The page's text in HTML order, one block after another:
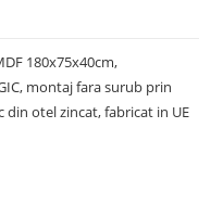
180x75x40cm,
montaj fara surub prin
din otel zincat, fabricat in UE